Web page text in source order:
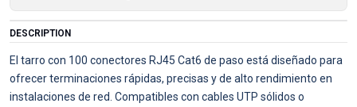
DESCRIPTION
El tarro con 100 conectores RJ45 Cat6 de paso está diseñado para
ofrecer terminaciones rápidas, precisas y de alto rendimiento en
instalaciones de red. Compatibles con cables UTP sólidos o